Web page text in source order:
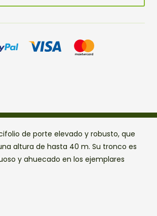
de porte elevado y robusto, que
altura de hasta 40 m. Su tronco es
y ahuecado en los ejemplares